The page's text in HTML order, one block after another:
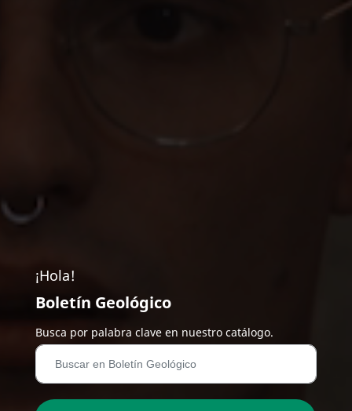
¡Hola!
Boletín Geológico
Busca por palabra clave en nuestro catálogo.